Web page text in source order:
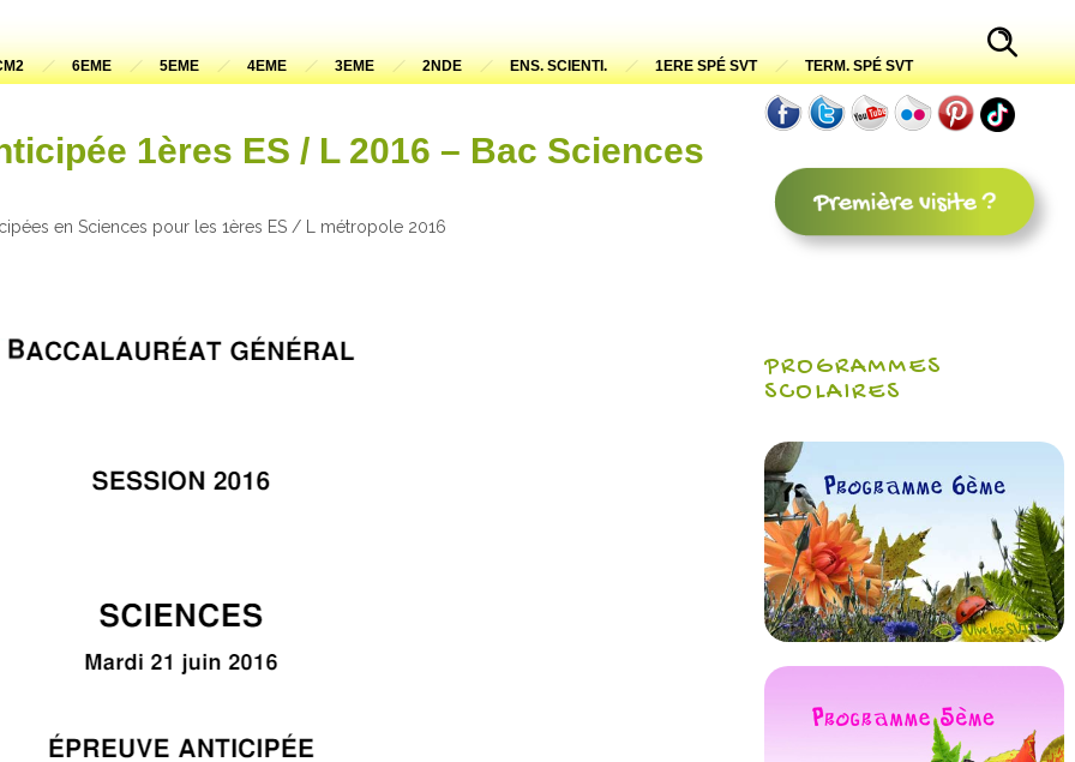
6EME 5EME 4EME 3EME 2NDE ENS. SCIENTI. 1ERE SPÉ SVT
TERM. SPÉ SVT
1ères ES / L 2016 – Bac Sciences
en Sciences pour les 1ères ES / L métropole 2016
PROGRAMMES
SCOLAIRES